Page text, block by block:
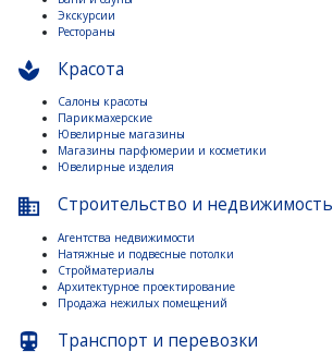
Экскурсии
Рестораны
spa Красота
Салоны красоты
Парикмахерские
Ювелирные магазины
Магазины парфюмерии и косметики
Ювелирные изделия
business Строительство и недвижимость
Агентства недвижимости
Натяжные и подвесные потолки
Стройматериалы
Архитектурное проектирование
Продажа нежилых помещений
directions_subway Транспорт и перевозки